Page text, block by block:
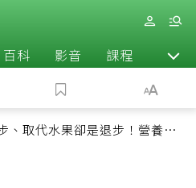
百科 影音 課程 退休
、取代水果卻是退步！營養師